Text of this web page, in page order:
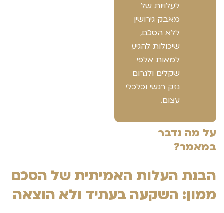
לעלויות של
מאבק גירושין
ללא הסכם,
שיכולות להגיע
למאות אלפי
שקלים ולגרום
נזק רגשי וכלכלי
עצום.
על מה נדבר
במאמר?
הבנת העלות האמיתית של הסכם
ממון: השקעה בעתיד ולא הוצאה